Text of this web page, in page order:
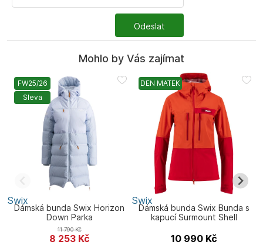
Odeslat
Mohlo by Vás zajímat
FW25/26
Sleva
Swix
Dámská bunda Swix Horizon
Down Parka
8 253 Kč
11 790Kč
DEN MATEK
Swix
Dámská bunda Swix Bunda s
kapucí Surmount Shell
10 990 Kč